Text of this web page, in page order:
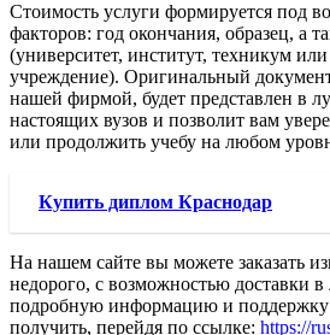
Стоимость услуги формируется под
факторов: год окончания, образец, а
(университет, институт, техникум
учреждение). Оригинальный
нашей фирмой, будет представлен в
настоящих вузов и позволит вам
или продолжить учебу на любом
Купить диплом Краснодар
На нашем сайте вы можете заказать
недорого, с возможностью доставки
подробную информацию и поддержку
получить, перейдя по ссылке: https://